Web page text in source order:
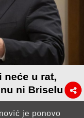
neće u rat,
ni Briselu
je ponovo